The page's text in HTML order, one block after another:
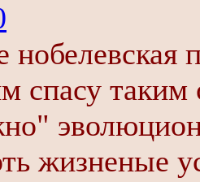
нобелевская
спасу таким
жизненые